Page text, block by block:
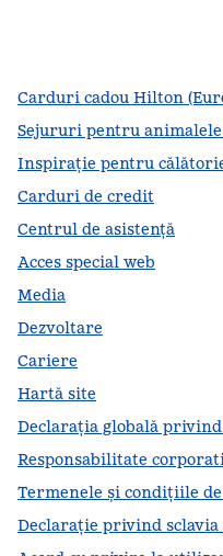
Carduri cadou Hilton
Sejururi pentru animalele
Inspirație pentru
Carduri de credit
Centrul de asistență
Acces special web
Media
Dezvoltare
Cariere
Hartă site
Declarația globală
Responsabilitate
Termenele și condițiile
Declarație privind